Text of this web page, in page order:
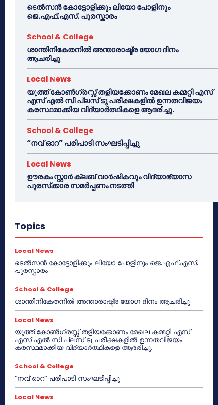
ടെൽസൻ കോട്ടോളിക്കും ലിയോ പോളിനും
ജെ.എഫ്.എസ്. പുരസ്കാരം
School & College
ശാന്തിനികേതനിൽ അന്താരാഷ്ട്ര യോഗ ദിനം
ആചരിച്ചു
Local News
യൂത്ത് കോൺഗ്രസ്സ് തളിയക്കോണം മേഖല കമ്മറ്റി എസ്
എസ് എൽ സി പ്ലസ് ടു പരീക്ഷകളിൽ ഉന്നതവിജയം
കരസ്ഥമാക്കിയ വിദ്യാർത്ഥികളെ ആദരിച്ചു.
School & College
“നവ് ഓറ” പരിപാടി സംഘടിപ്പിച്ചു
Local News
ഊരകം സ്റ്റാർ ക്ലബ് വാർഷികവും വിദ്യാഭ്യാസ
പുരസ്‌ക്കാര സമർപ്പണം നടത്തി
Topics
Local News
ടെൽസൻ കോട്ടോളിക്കും ലിയോ പോളിനും ജെ.എഫ്.എസ്.
പുരസ്കാരം
School & College
ശാന്തിനികേതനിൽ അന്താരാഷ്ട്ര യോഗ ദിനം ആചരിച്ചു
Local News
യൂത്ത് കോൺഗ്രസ്സ് തളിയക്കോണം മേഖല കമ്മറ്റി എസ്
എസ് എൽ സി പ്ലസ് ടു പരീക്ഷകളിൽ ഉന്നതവിജയം
കരസ്ഥമാക്കിയ വിദ്യാർത്ഥികളെ ആദരിച്ചു.
School & College
“നവ് ഓറ” പരിപാടി സംഘടിപ്പിച്ചു
Local News